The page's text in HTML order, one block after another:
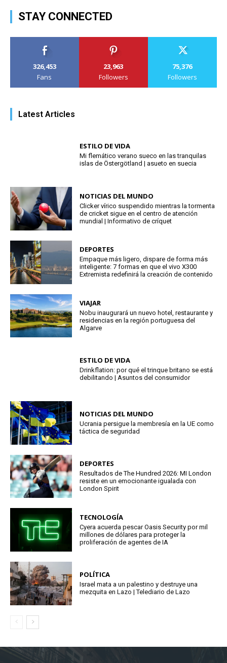
STAY CONNECTED
326,453
Fans
23,963
Followers
75,376
Followers
Latest Articles
ESTILO DE VIDA
Mi flemático verano sueco en las tranquilas
islas de Östergötland | asueto en suecia
NOTICIAS DEL MUNDO
Clicker vírico suspendido mientras la tormenta
de cricket sigue en el centro de atención
mundial | Informativo de críquet
DEPORTES
Empaque más ligero, dispare de forma más
inteligente: 7 formas en que el vivo X300
Extremista redefinirá la creación de contenido
VIAJAR
Nobu inaugurará un nuevo hotel, restaurante y
residencias en la región portuguesa del
Algarve
ESTILO DE VIDA
Drinkflation: por qué el trinque britano se está
debilitando | Asuntos del consumidor
NOTICIAS DEL MUNDO
Ucrania persigue la membresía en la UE como
táctica de seguridad
DEPORTES
Resultados de The Hundred 2026: MI London
resiste en un emocionante igualada con
London Spirit
TECNOLOGÍA
Cyera acuerda pescar Oasis Security por mil
millones de dólares para proteger la
proliferación de agentes de IA
POLÍTICA
Israel mata a un palestino y destruye una
mezquita en Lazo | Telediario de Lazo